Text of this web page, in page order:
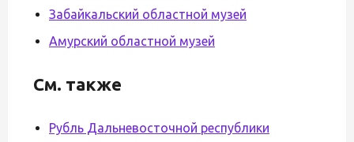
Забайкальский областной музей
Амурский областной музей
См. также
Рубль Дальневосточной республики